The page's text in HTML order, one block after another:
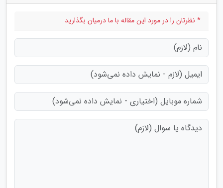
* نظرتان را در مورد این مقاله با ما درمیان بگذارید